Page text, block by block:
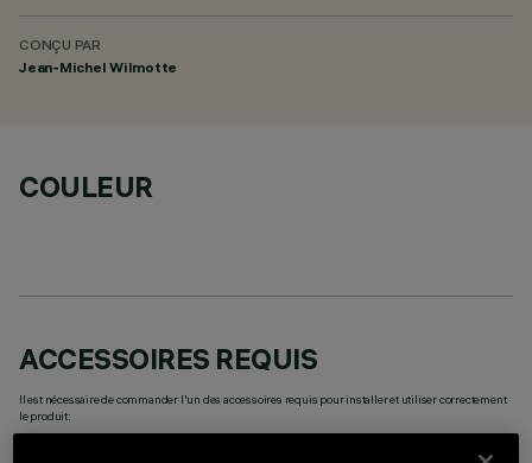
CONÇU PAR
Jean-Michel Wilmotte
COULEUR
ACCESSOIRES REQUIS
Il est nécessaire de commander l'un des accessoires requis pour installer et utiliser correctement
le produit: